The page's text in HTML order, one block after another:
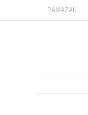
RAMAZAN